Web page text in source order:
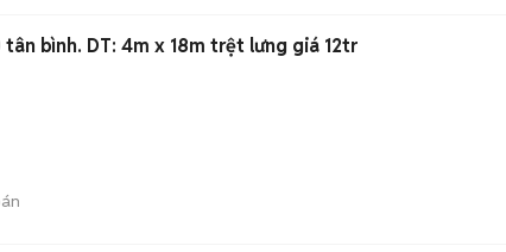
bình. DT: 4m x 18m trệt lưng giá 12tr